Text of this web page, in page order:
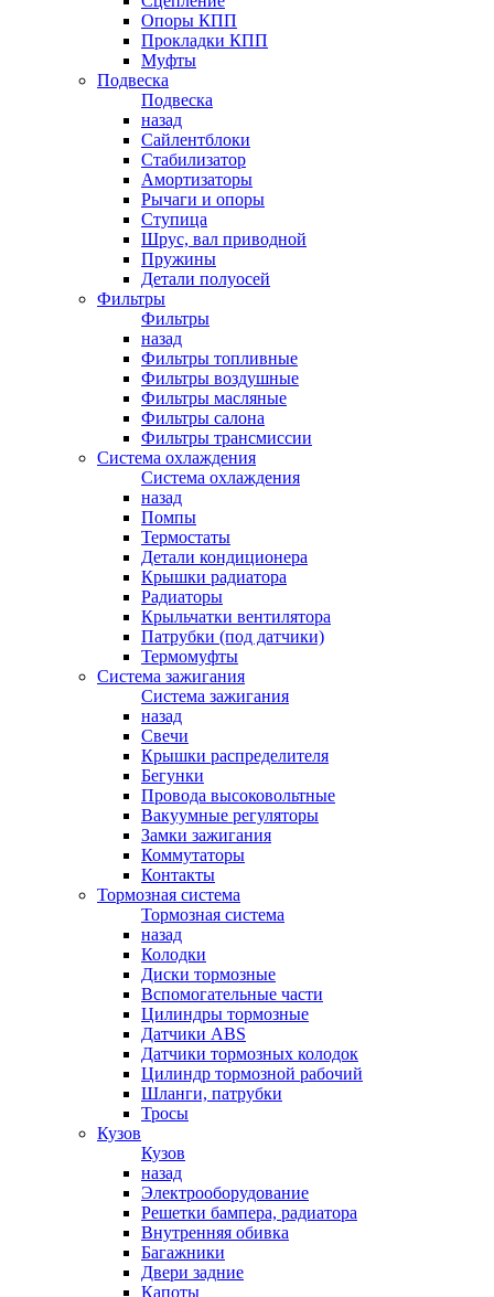
Опоры КПП
Прокладки КПП
Муфты
Подвеска
Подвеска
назад
Сайлентблоки
Стабилизатор
Амортизаторы
Рычаги и опоры
Ступица
Шрус, вал приводной
Пружины
Детали полуосей
Фильтры
Фильтры
назад
Фильтры топливные
Фильтры воздушные
Фильтры масляные
Фильтры салона
Фильтры трансмиссии
Система охлаждения
Система охлаждения
назад
Помпы
Термостаты
Детали кондиционера
Крышки радиатора
Радиаторы
Крыльчатки вентилятора
Патрубки (под датчики)
Термомуфты
Система зажигания
Система зажигания
назад
Свечи
Крышки распределителя
Бегунки
Провода высоковольтные
Вакуумные регуляторы
Замки зажигания
Коммутаторы
Контакты
Тормозная система
Тормозная система
назад
Колодки
Диски тормозные
Вспомогательные части
Цилиндры тормозные
Датчики ABS
Датчики тормозных колодок
Цилиндр тормозной рабочий
Шланги, патрубки
Тросы
Кузов
Кузов
назад
Электрооборудование
Решетки бампера, радиатора
Внутренняя обивка
Багажники
Двери задние
Капоты